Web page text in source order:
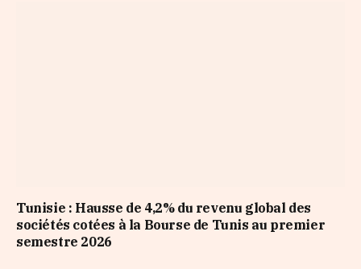
Tunisie : Hausse de 4,2% du revenu global des
sociétés cotées à la Bourse de Tunis au premier
semestre 2026